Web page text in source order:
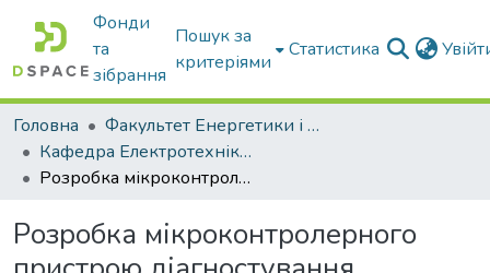
Фонди
та
зібрання
Пошук за
критеріями
Статистика
Головна
Факультет Енергетики і комп'ютерних технологій
Кафедра Електротехніки і електромеханіки ім. проф. В.В. Овчарова
Розробка мікроконтролерного пристрою діагностування режимів роботи асинхронного електродвигуна
Розробка мікроконтролерного